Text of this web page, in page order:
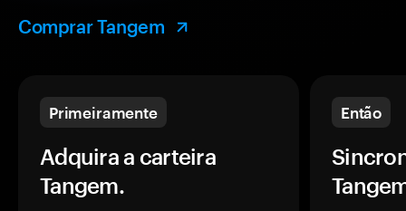
Comprar Tangem
Primeiramente
Adquira a carteira
Tangem.
Então